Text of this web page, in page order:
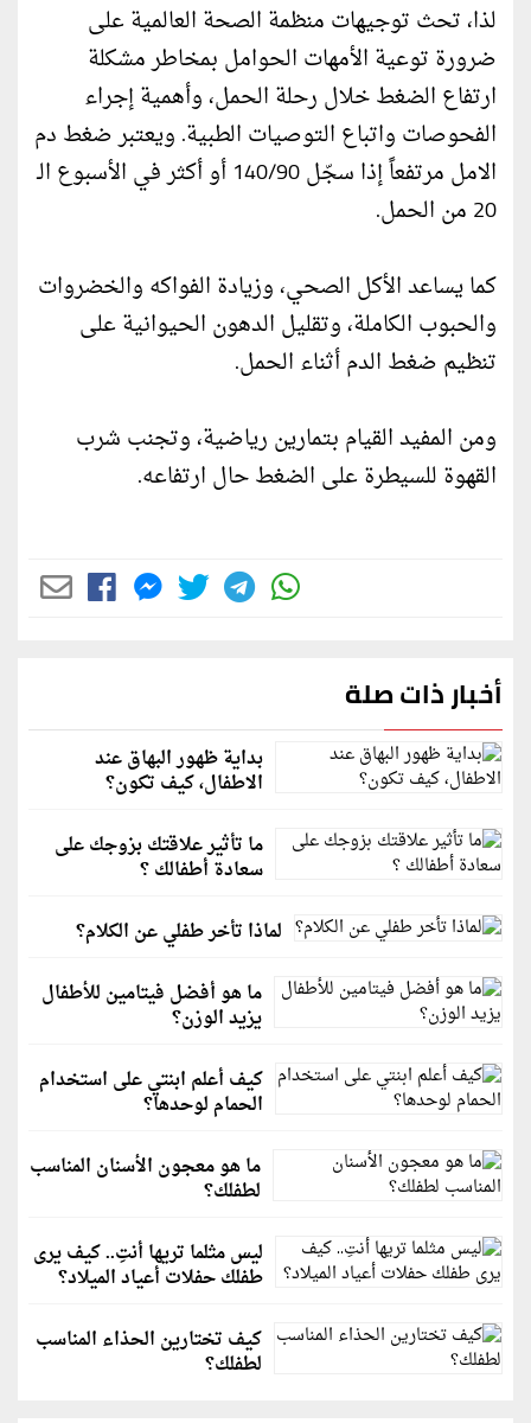
لذا، تحث توجيهات منظمة الصحة العالمية على
ضرورة توعية الأمهات الحوامل بمخاطر مشكلة
ارتفاع الضغط خلال رحلة الحمل، وأهمية إجراء
الفحوصات واتباع التوصيات الطبية. ويعتبر ضغط دم
الامل مرتفعاً إذا سجّل 140/90 أو أكثر في الأسبوع الـ
20 من الحمل.
كما يساعد الأكل الصحي، وزيادة الفواكه والخضروات
والحبوب الكاملة، وتقليل الدهون الحيوانية على
تنظيم ضغط الدم أثناء الحمل.
ومن المفيد القيام بتمارين رياضية، وتجنب شرب
القهوة للسيطرة على الضغط حال ارتفاعه.
أخبار ذات صلة
بداية ظهور البهاق عند
الاطفال، كيف تكون؟
ما تأثير علاقتك بزوجك على
سعادة أطفالك ؟
لماذا تأخر طفلي عن الكلام؟
ما هو أفضل فيتامين للأطفال
يزيد الوزن؟
كيف أعلم ابنتي على استخدام
الحمام لوحدها؟
ما هو معجون الأسنان المناسب
لطفلك؟
ليس مثلما تريها أنتِ.. كيف يرى
طفلك حفلات أعياد الميلاد؟
كيف تختارين الحذاء المناسب
لطفلك؟